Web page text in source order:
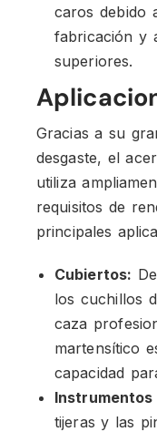
caros debido
fabricación y
superiores.
Gracias a su
desgaste, el
utiliza
requisitos de
principales
Cubiertos:
los cuchillos
caza
martensítico
capacidad
Instrumentos
tijeras y las